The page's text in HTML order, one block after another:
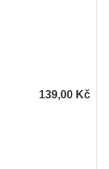
139,00 Kč